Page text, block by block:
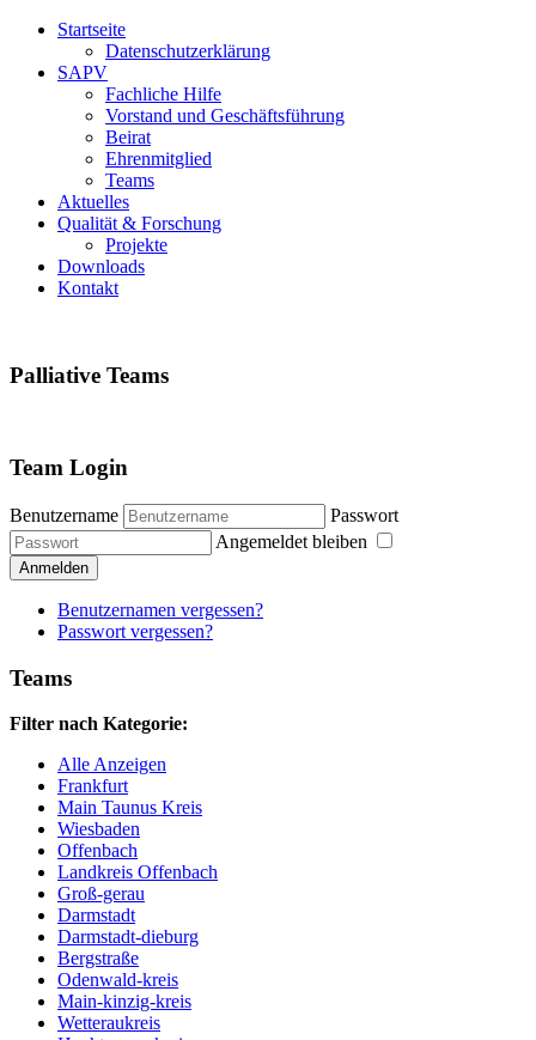
Startseite
Datenschutzerklärung
SAPV
Fachliche Hilfe
Vorstand und Geschäftsführung
Beirat
Ehrenmitglied
Teams
Aktuelles
Qualität & Forschung
Projekte
Downloads
Kontakt
Palliative Teams
Team Login
Benutzername
Passwort
Angemeldet bleiben
Anmelden
Benutzernamen vergessen?
Passwort vergessen?
Teams
Filter nach Kategorie:
Alle Anzeigen
Frankfurt
Main Taunus Kreis
Wiesbaden
Offenbach
Landkreis Offenbach
Groß-gerau
Darmstadt
Darmstadt-dieburg
Bergstraße
Odenwald-kreis
Main-kinzig-kreis
Wetteraukreis